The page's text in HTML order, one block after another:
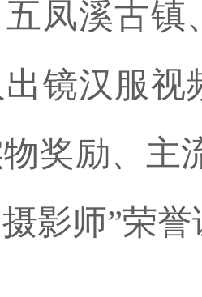
凤溪古
出镜汉服
奖励、主
影师”荣